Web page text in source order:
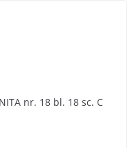
nr. 18 bl. 18 sc. C